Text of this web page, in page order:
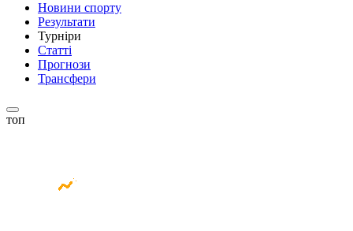
Новини спорту
Результати
Турніри
Статті
Прогнози
Трансфери
топ